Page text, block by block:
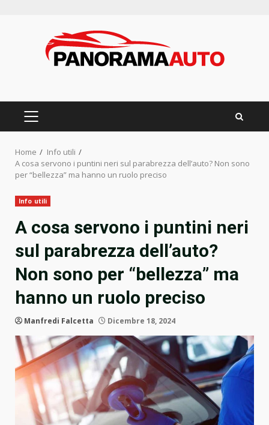
PRIMARY
Home
Info utili
A cosa servono i puntini neri sul parabrezza dell’auto? Non sono
per “bellezza” ma hanno un ruolo preciso
Info utili
A cosa servono i puntini neri
sul parabrezza dell’auto?
Non sono per “bellezza” ma
hanno un ruolo preciso
Manfredi Falcetta Dicembre 18, 2024